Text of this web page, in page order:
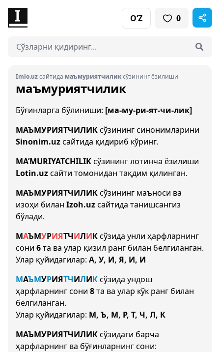
O‘Z 0
Imlo.uzсайтида маъмуриятчиликсўзининг ёзилиши
маъмуриятчилик
Бўғинларга бўлиниши: [ма-му-ри-ят-чи-лик]
МАЪМУРИЯТЧИЛИКсўзининг синонимларини
Sinonim.uzсайтида қидириб кўринг.
MA’MURIYATCHILIKсўзининг лотинча ёзилиши
Lotin.uzсайти томонидан тақдим қилинган.
МАЪМУРИЯТЧИЛИКсўзининг маъноси ва
изоҳи билан Izoh.uzсайтида танишсангиз
бўлади.
МАЪМУРИЯТЧИЛИКсўзида унли ҳарфларнинг
сони 6та ва улар қизил ранг билан белгиланган.
Улар қуйидагилар: А, У, И, Я, И, И
МАЪМУРИЯТЧИЛИКсўзида ундош
ҳарфларнинг сони 8та ва улар кўк ранг билан
белгиланган.
Улар қуйидагилар: М, Ъ, М, Р, Т, Ч, Л, К
МАЪМУРИЯТЧИЛИКсўзидаги барча
ҳарфларнинг ва бўғинларнинг сони: